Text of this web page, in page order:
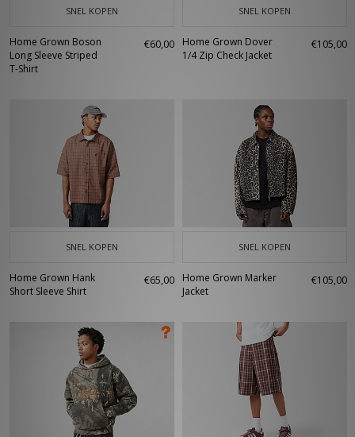
SNEL KOPEN
Home Grown Boson
Long Sleeve Striped
T-Shirt
€60,00
SNEL KOPEN
Home Grown Dover
1/4 Zip Check Jacket
€105,00
SNEL KOPEN
Home Grown Hank
Short Sleeve Shirt
€65,00
SNEL KOPEN
Home Grown Marker
Jacket
€105,00